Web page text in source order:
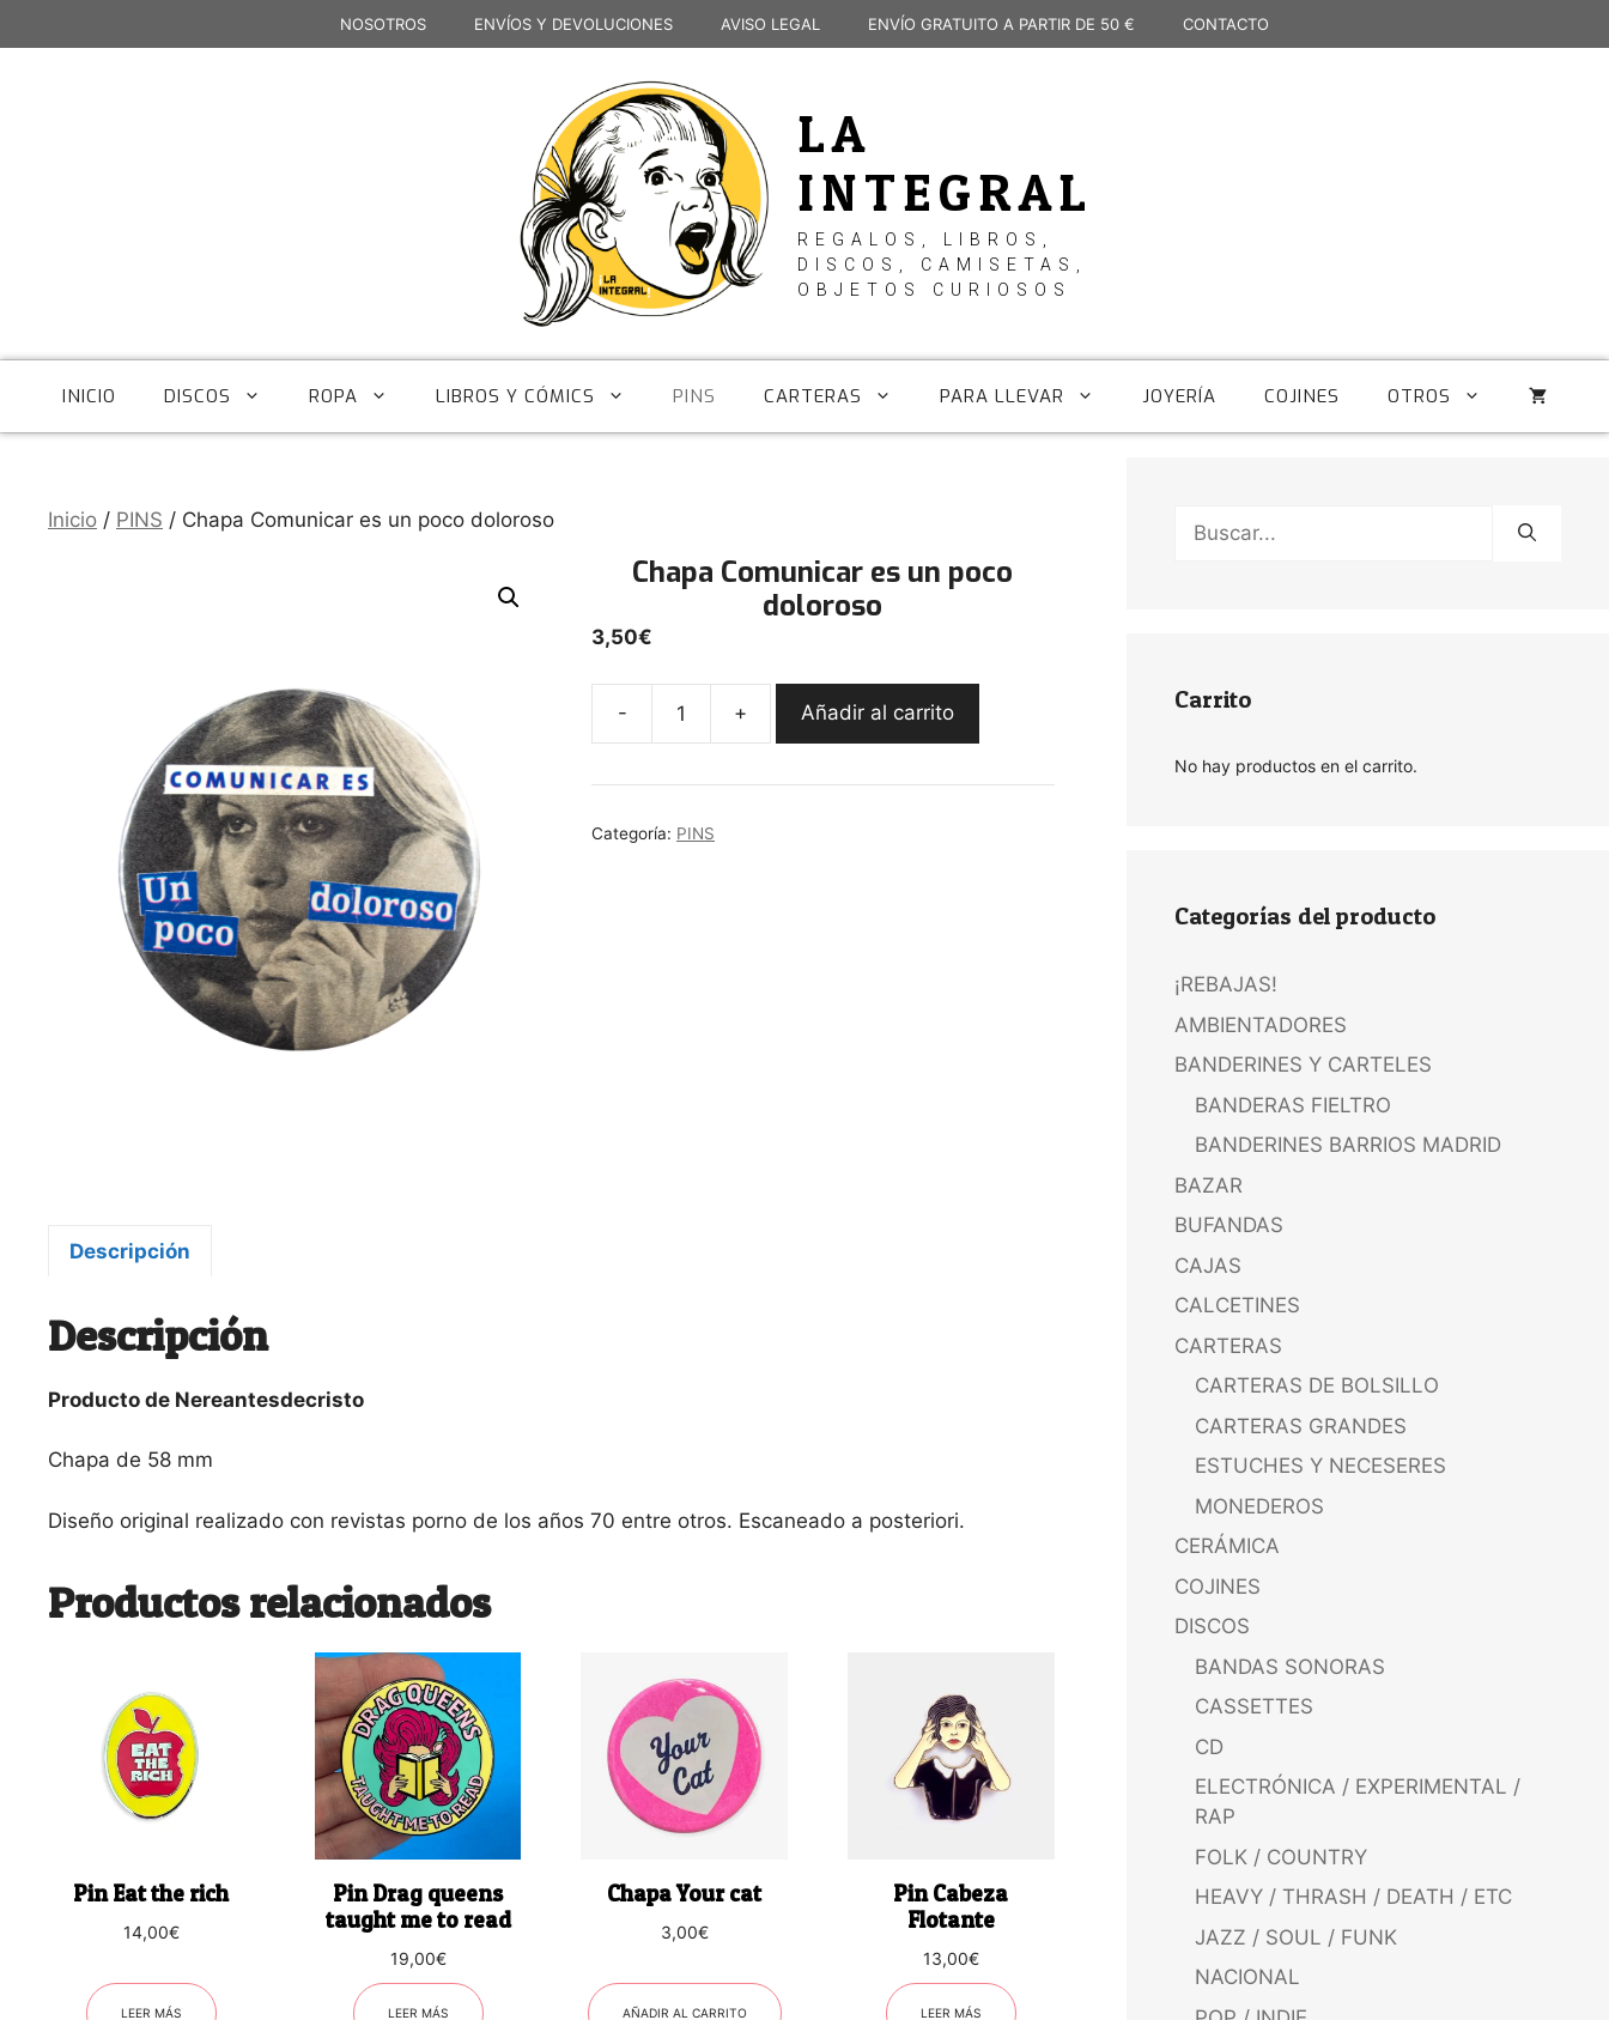
al
NOSOTROS ENVÍOS Y DEVOLUCIONES AVISO LEGAL ENVÍO GRATUITO A PARTIR DE 50 € CONTACTO
LA
INTEGRAL
REGALOS, LIBROS,
DISCOS, CAMISETAS,
OBJETOS CURIOSOS
INICIO DISCOS ROPA LIBROS Y CÓMICS PINS CARTERAS PARA LLEVAR JOYERÍA COJINES OTROS
Inicio / PINS / Chapa Comunicar es un poco doloroso
Chapa Comunicar es un poco
doloroso
3,50€
-
es
poco
+ Añadir al carrito
Categoría: PINS
Descripción
Descripción
Producto de Nereantesdecristo
Chapa de 58 mm
Diseño original realizado con revistas porno de los años 70 entre otros. Escaneado a posteriori.
Productos relacionados
Pin Eat the rich
14,00€
LEER MÁS
Pin Drag queens
taught me to read
19,00€
LEER MÁS
Chapa Your cat
3,00€
AÑADIR AL CARRITO
Pin Cabeza
Flotante
13,00€
LEER MÁS
Buscar:
Carrito
No hay productos en el carrito.
Categorías del producto
¡REBAJAS!
AMBIENTADORES
BANDERINES Y CARTELES
BANDERAS FIELTRO
BANDERINES BARRIOS MADRID
BAZAR
BUFANDAS
CAJAS
CALCETINES
CARTERAS
CARTERAS DE BOLSILLO
CARTERAS GRANDES
ESTUCHES Y NECESERES
MONEDEROS
CERÁMICA
COJINES
DISCOS
BANDAS SONORAS
CASSETTES
CD
ELECTRÓNICA / EXPERIMENTAL /
RAP
FOLK / COUNTRY
HEAVY / THRASH / DEATH / ETC
JAZZ / SOUL / FUNK
NACIONAL